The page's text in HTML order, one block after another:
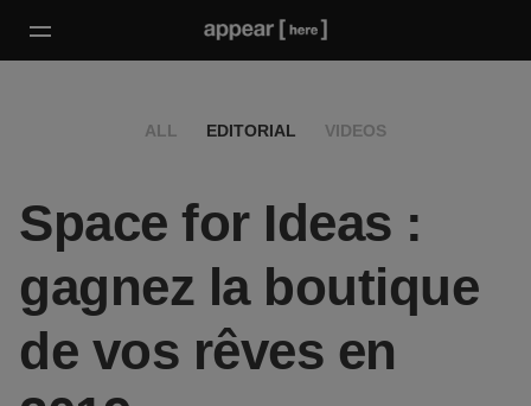
ALL EDITORIAL VIDEOS
Space for Ideas :
gagnez la boutique
de vos rêves en